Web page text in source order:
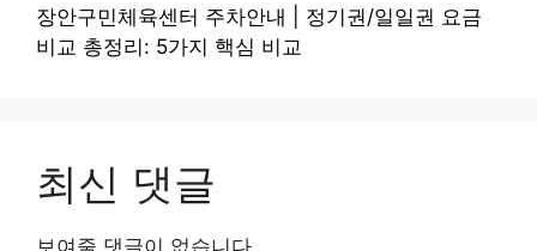
장안구민체육센터 주차안내 | 정기권/일일권 요금
비교 총정리: 5가지 핵심 비교
최신 댓글